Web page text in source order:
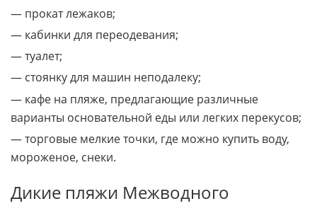
— прокат лежаков;
— кабинки для переодевания;
— туалет;
— стоянку для машин неподалеку;
— кафе на пляже, предлагающие различные
варианты основательной еды или легких перекусов;
— торговые мелкие точки, где можно купить воду,
мороженое, снеки.
Дикие пляжи Межводного